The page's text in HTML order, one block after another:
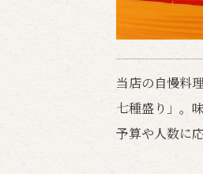
当店の自慢料
七種盛り」。
予算や人数に